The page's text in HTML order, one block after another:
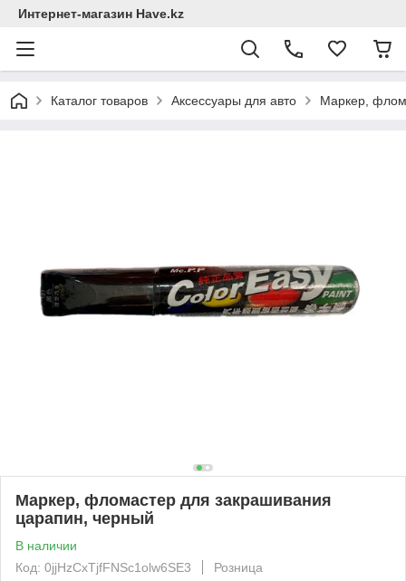
Интернет-магазин Have.kz
Каталог товаров Аксессуары для авто Маркер,
Маркер, фломастер для закрашивания
царапин, черный
В наличии
Код: 0jjHzCxTjfFNSc1olw6SE3
Розница